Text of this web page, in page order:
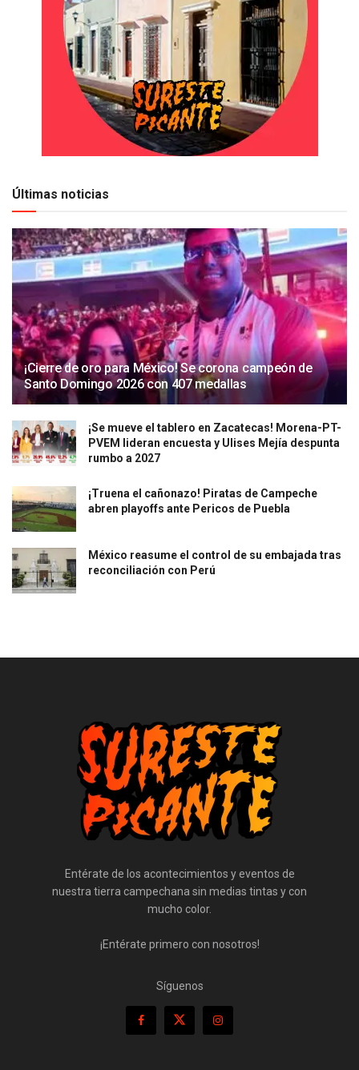
Últimas noticias
¡Cierre de oro para México! Se corona campeón de
Santo Domingo 2026 con 407 medallas
¡Se mueve el tablero en Zacatecas! Morena-PT-
PVEM lideran encuesta y Ulises Mejía despunta
rumbo a 2027
¡Truena el cañonazo! Piratas de Campeche
abren playoffs ante Pericos de Puebla
México reasume el control de su embajada tras
reconciliación con Perú
Entérate de los acontecimientos y eventos de
nuestra tierra campechana sin medias tintas y con
mucho color.
¡Entérate primero con nosotros!
Síguenos